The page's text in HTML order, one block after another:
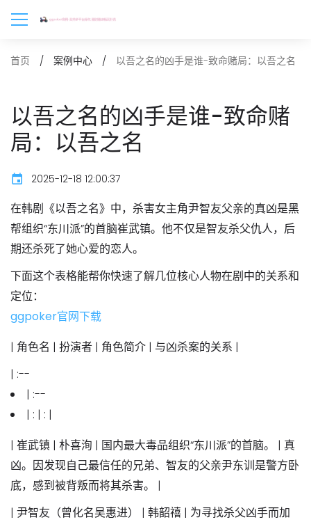
首页 案例中心 以吾之名的凶手是谁-致命赌局：以吾之名
以吾之名的凶手是谁-致命赌
局：以吾之名
2025-12-18 12:00:37
在韩剧《以吾之名》中，杀害女主角尹智友父亲的真凶是黑
帮组织“东川派”的首脑崔武镇。他不仅是智友杀父仇人，后
期还杀死了她心爱的恋人。
下面这个表格能帮你快速了解几位核心人物在剧中的关系和
定位：
ggpoker官网下载
| 角色名 | 扮演者 | 角色简介 | 与凶杀案的关系 |
| :--
| :--
| : | : |
| 崔武镇 | 朴喜洵 | 国内最大毒品组织“东川派”的首脑。 | 真
凶。因发现自己最信任的兄弟、智友的父亲尹东训是警方卧
底，感到被背叛而将其杀害。 |
| 尹智友 （曾化名吴惠进） | 韩韶禧 | 为寻找杀父凶手而加